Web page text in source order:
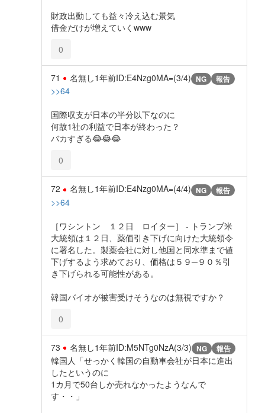
財政出動しても益々冷え込む景気
借金だけが増えていくwww
0
71 名無し1年前ID:E4Nzg0MA=(3/4) NG 報告
>>64
国際収支が日本の半分以下なのに
何故1社の利益で日本が終わった？
バカすぎる😂😂😂
0
72 名無し1年前ID:E4Nzg0MA=(4/4) NG 報告
>>64
［ワシントン １２日 ロイター］ - トランプ米
大統領は１２日、薬価引き下げに向けた大統領令
に署名した。製薬会社に対し他国と同水準まで値
下げするよう求めており、価格は５９─９０％引
き下げられる可能性がある。
韓国バイオが被害受けそうなのは無視ですか？
0
73 名無し1年前ID:M5NTg0NzA(3/3) NG 報告
韓国人「せっかく韓国の自動車会社が日本に進出
したというのに
1カ月で50台しか売れなかったようなんで
す・・」